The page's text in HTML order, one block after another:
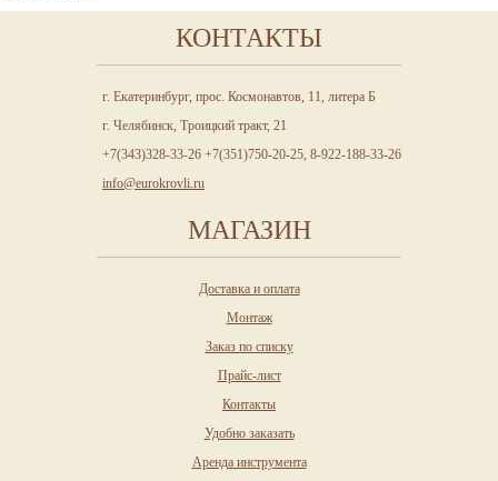
КОНТАКТЫ
г. Екатеринбург, прос. Космонавтов, 11, литера Б
г. Челябинск, Троицкий тракт, 21
+7(343)328-33-26 +7(351)750-20-25, 8-922-188-33-26
info@eurokrovli.ru
МАГАЗИН
Доставка и оплата
Монтаж
Заказ по списку
Прайс-лист
Контакты
Удобно заказать
Аренда инструмента